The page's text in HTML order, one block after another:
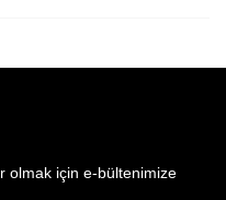
olmak için e-bültenimize